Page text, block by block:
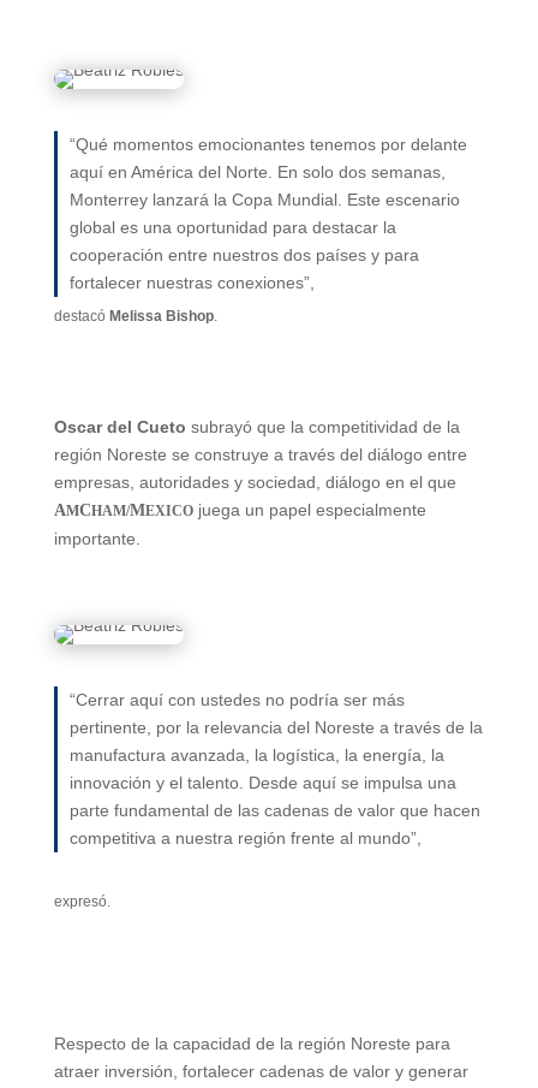
“Qué momentos emocionantes tenemos por delante
aquí en América del Norte. En solo dos semanas,
Monterrey lanzará la Copa Mundial. Este escenario
global es una oportunidad para destacar la
cooperación entre nuestros dos países y para
fortalecer nuestras conexiones”,
destacó Melissa Bishop.
Oscar del Cueto subrayó que la competitividad de la
región Noreste se construye a través del diálogo entre
empresas, autoridades y sociedad, diálogo en el que
AMCHAM/MEXICOjuega un papel especialmente
importante.
“Cerrar aquí con ustedes no podría ser más
pertinente, por la relevancia del Noreste a través de la
manufactura avanzada, la logística, la energía, la
innovación y el talento. Desde aquí se impulsa una
parte fundamental de las cadenas de valor que hacen
competitiva a nuestra región frente al mundo”,
expresó.
Respecto de la capacidad de la región Noreste para
atraer inversión, fortalecer cadenas de valor y generar